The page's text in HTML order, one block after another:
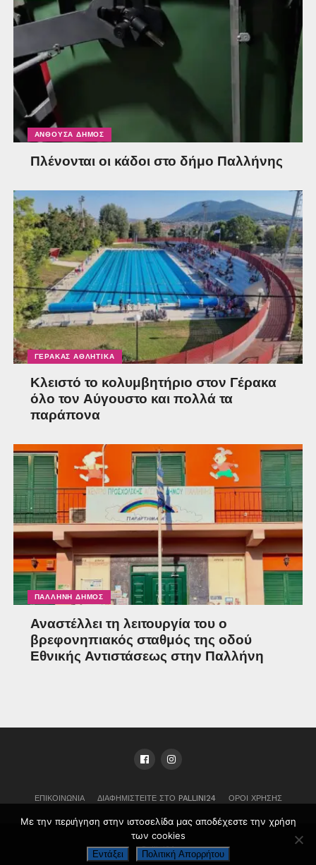
ΑΝΘΟΎΣΑ ΔΉΜΟΣ
Πλένονται οι κάδοι στο δήμο Παλλήνης
ΓΈΡΑΚΑΣ ΑΘΛΗΤΙΚΆ
Κλειστό το κολυμβητήριο στον Γέρακα
όλο τον Αύγουστο και πολλά τα
παράπονα
ΠΑΛΛΉΝΗ ΔΉΜΟΣ
Αναστέλλει τη λειτουργία του ο
βρεφονηπιακός σταθμός της οδού
Εθνικής Αντιστάσεως στην Παλλήνη
ΕΠΙΚΟΙΝΩΝΊΑ ΔΙΑΦΗΜΙΣΤΕΊΤΕ ΣΤΟ PALLINI24 ΌΡΟΙ ΧΡΉΣΗΣ
Pallini24
Με την περιήγηση στην ιστοσελίδα μας αποδέχεστε την χρήση
των cookies
Εντάξει Πολιτική Απορρήτου